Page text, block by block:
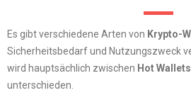
Es gibt verschiedene Arten von Krypto-
Sicherheitsbedarf und Nutzungszweck
wird hauptsächlich zwischen Hot Wallets
unterschieden.